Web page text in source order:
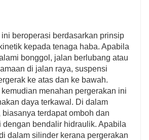
jelas, menjadikannya mudah
pemilik kenderaan.
beroperasi berdasarkan prinsip
kepada tenaga haba. Apabila
bonggol, jalan berlubang atau
di jalan raya, suspensi
ke atas dan ke bawah.
menahan pergerakan ini
daya terkawal. Di dalam
biasanya terdapat omboh dan
bendalir hidraulik. Apabila
dalam silinder kerana pergerakan